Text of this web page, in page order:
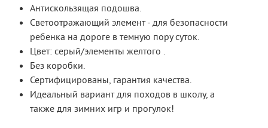
Антискользящая подошва.
Светоотражающий элемент - для безопасности
ребенка на дороге в темную пору суток.
Цвет: серый/элементы желтого .
Без коробки.
Сертифицированы, гарантия качества.
Идеальный вариант для походов в школу, а
также для зимних игр и прогулок!